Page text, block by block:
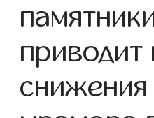
снижения